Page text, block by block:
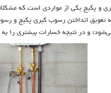
و پکیج یکی از مواردی است که
انداختن رسوب گیری پکیج و
و در نتیجه خسارات بیشتری را به